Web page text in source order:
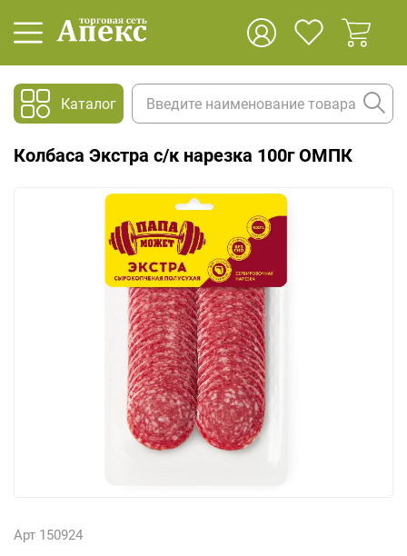
Каталог
Колбаса Экстра с/к нарезка 100г ОМПК
Арт 150924